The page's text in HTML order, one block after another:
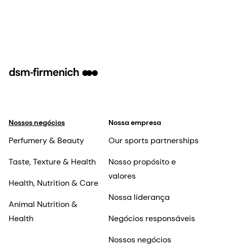
Nossos negócios
Perfumery & Beauty
Taste, Texture & Health
Health, Nutrition & Care
Animal Nutrition &
Health
Nossa empresa
Our sports partnerships
Nosso propósito e
valores
Nossa liderança
Negócios responsáveis
Nossos negócios